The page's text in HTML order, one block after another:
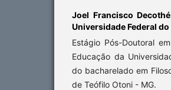
Joel Francisco
Universidade Federal
Estágio Pós-Doutoral
Educação da
do bacharelado em
de Teófilo Otoni - MG.